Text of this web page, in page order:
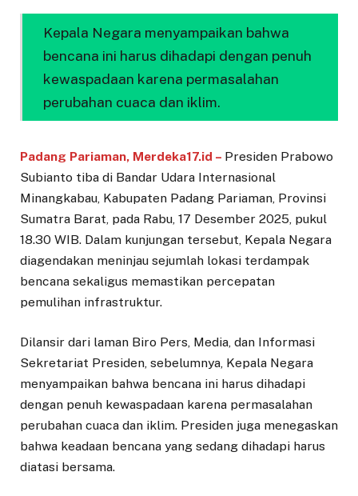
Kepala Negara menyampaikan bahwa
bencana ini harus dihadapi dengan penuh
kewaspadaan karena permasalahan
perubahan cuaca dan iklim.
Padang Pariaman, Merdeka17.id – Presiden Prabowo
Subianto tiba di Bandar Udara Internasional
Minangkabau, Kabupaten Padang Pariaman, Provinsi
Sumatra Barat, pada Rabu, 17 Desember 2025, pukul
18.30 WIB. Dalam kunjungan tersebut, Kepala Negara
diagendakan meninjau sejumlah lokasi terdampak
bencana sekaligus memastikan percepatan
pemulihan infrastruktur.
Dilansir dari laman Biro Pers, Media, dan Informasi
Sekretariat Presiden, sebelumnya, Kepala Negara
menyampaikan bahwa bencana ini harus dihadapi
dengan penuh kewaspadaan karena permasalahan
perubahan cuaca dan iklim. Presiden juga menegaskan
bahwa keadaan bencana yang sedang dihadapi harus
diatasi bersama.